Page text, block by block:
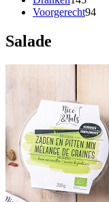
Voorgerecht94
Salade